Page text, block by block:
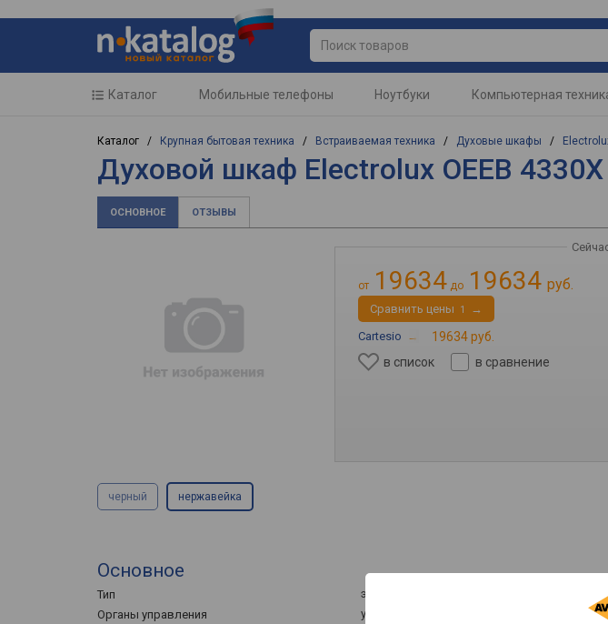
Каталог Мобильные телефоны Ноутбуки Компьютерная
Каталог / Крупная бытовая техника / Встраиваемая техника / Духовые шкафы /
Духовой шкаф Electrolux OEEB 4330X
ОСНОВНОЕ ОТЗЫВЫ
от 19634 до 19634 руб.
Cравнить цены 1
→
Cartesio →
19634 руб.
в список
в сравнение
черный нержавейка
Основное
Тип
электрическая
Органы управления
утапливаемые с кнопками